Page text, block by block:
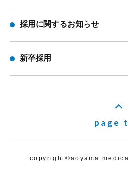
採用に関するお知らせ
新卒採用
page
copyright©️aoyama